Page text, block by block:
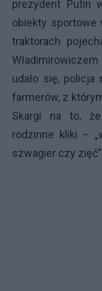
prezydent Putin
obiekty sportowe
traktorach
udało się, policja
farmerów, z
Skargi na to,
rodzinne kliki –
szwagier czy